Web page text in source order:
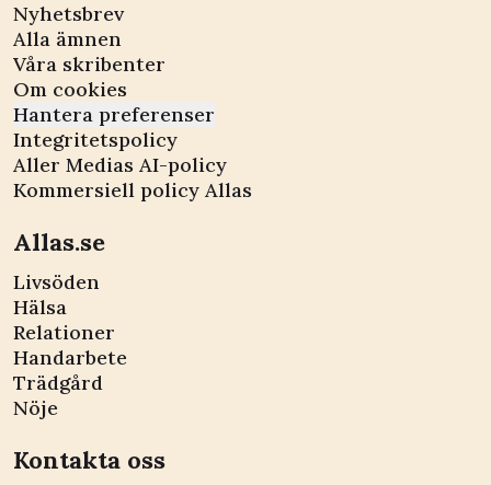
Nyhetsbrev
Alla ämnen
Våra skribenter
Om cookies
Hantera preferenser
Integritetspolicy
Aller Medias AI-policy
Kommersiell policy Allas
Allas.se
Livsöden
Hälsa
Relationer
Handarbete
Trädgård
Nöje
Kontakta oss